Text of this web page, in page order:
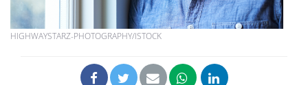
HIGHWAYSTARZ-PHOTOGRAPHY/ISTOCK